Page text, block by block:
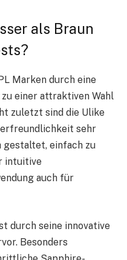
als Braun
Marken durch eine
zu einer attraktiven Wahl
zuletzt sind die Ulike
sehr
gestaltet, einfach zu
intuitive
auch für
durch seine innovative
Besonders